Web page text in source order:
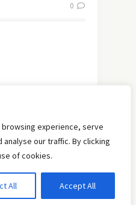
experience, serve
our traffic. By clicking
of cookies.
All Accept All
0
. All Rights Reserved.
TOP
Pine